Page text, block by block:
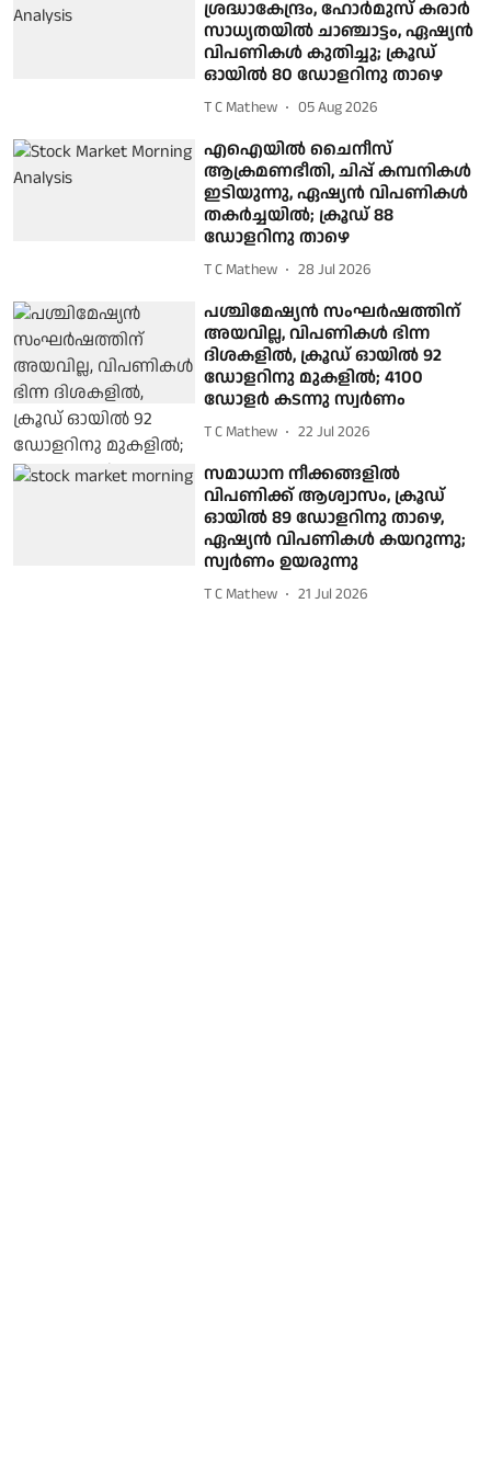
ശ്രദ്ധാകേന്ദ്രം, ഹോര്‍മുസ് കരാര്‍
സാധ്യതയില്‍ ചാഞ്ചാട്ടം, ഏഷ്യന്‍
വിപണികള്‍ കുതിച്ചു; ക്രൂഡ്
ഓയില്‍ 80 ഡോളറിനു താഴെ
T C Mathew 05 Aug 2026
എഐയില്‍ ചൈനീസ്
ആക്രമണഭീതി, ചിപ്പ് കമ്പനികള്‍
ഇടിയുന്നു, ഏഷ്യന്‍ വിപണികള്‍
തകര്‍ച്ചയില്‍; ക്രൂഡ് 88
ഡോളറിനു താഴെ
T C Mathew 28 Jul 2026
പശ്ചിമേഷ്യന്‍ സംഘര്‍ഷത്തിന്
അയവില്ല, വിപണികള്‍ ഭിന്ന
ദിശകളില്‍, ക്രൂഡ് ഓയില്‍ 92
ഡോളറിനു മുകളില്‍; 4100
ഡോളര്‍ കടന്നു സ്വര്‍ണം
T C Mathew 22 Jul 2026
സമാധാന നീക്കങ്ങളില്‍
വിപണിക്ക് ആശ്വാസം, ക്രൂഡ്
ഓയില്‍ 89 ഡോളറിനു താഴെ,
ഏഷ്യന്‍ വിപണികള്‍ കയറുന്നു;
സ്വര്‍ണം ഉയരുന്നു
T C Mathew 21 Jul 2026